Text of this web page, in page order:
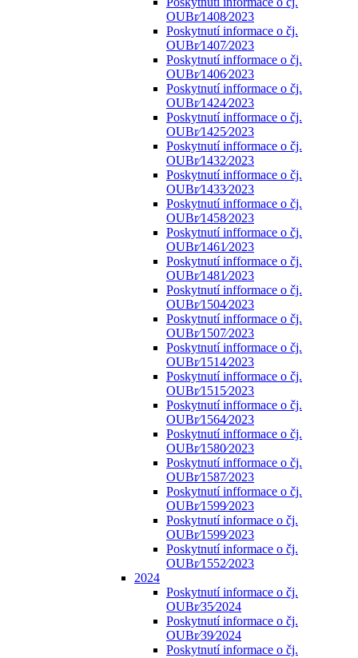
OUBr⁄1408⁄2023
Poskytnutí informace o čj.
OUBr⁄1407⁄2023
Poskytnutí infformace o čj.
OUBr⁄1406⁄2023
Poskytnutí infformace o čj.
OUBr⁄1424⁄2023
Poskytnutí infformace o čj.
OUBr⁄1425⁄2023
Poskytnutí infformace o čj.
OUBr⁄1432⁄2023
Poskytnutí infformace o čj.
OUBr⁄1433⁄2023
Poskytnutí infformace o čj.
OUBr⁄1458⁄2023
Poskytnutí infformace o čj.
OUBr⁄1461⁄2023
Poskytnutí infformace o čj.
OUBr⁄1481⁄2023
Poskytnutí infformace o čj.
OUBr⁄1504⁄2023
Poskytnutí infformace o čj.
OUBr⁄1507⁄2023
Poskytnutí infformace o čj.
OUBr⁄1514⁄2023
Poskytnutí infformace o čj.
OUBr⁄1515⁄2023
Poskytnutí infformace o čj.
OUBr⁄1564⁄2023
Poskytnutí infformace o čj.
OUBr⁄1580⁄2023
Poskytnutí infformace o čj.
OUBr⁄1587⁄2023
Poskytnutí infformace o čj.
OUBr⁄1599⁄2023
Poskytnutí informace o čj.
OUBr⁄1599⁄2023
Poskytnutí informace o čj.
OUBr⁄1552⁄2023
2024
Poskytnutí informace o čj.
OUBr⁄35⁄2024
Poskytnutí informace o čj.
OUBr⁄39⁄2024
Poskytnutí informace o čj.